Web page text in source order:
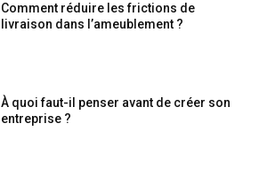
Comment réduire les frictions de
livraison dans l’ameublement ?
À quoi faut-il penser avant de créer son
entreprise ?